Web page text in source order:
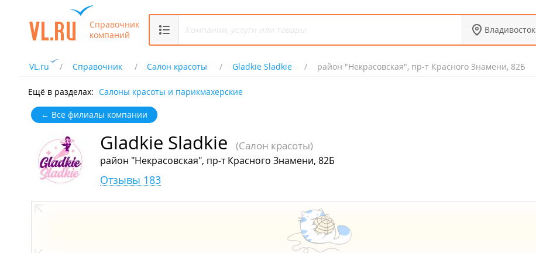
Справочник
компаний
Владивосток
VL.ru Справочник Салон красоты Gladkie Sladkie район "Некрасовская", пр-т Красного Знамени, 82Б
Ещё в разделах: Салоны красоты и парикмахерские
← Все филиалы компании
Gladkie Sladkie (Салон красоты)
район "Некрасовская", пр-т Красного Знамени, 82Б
Отзывы 183